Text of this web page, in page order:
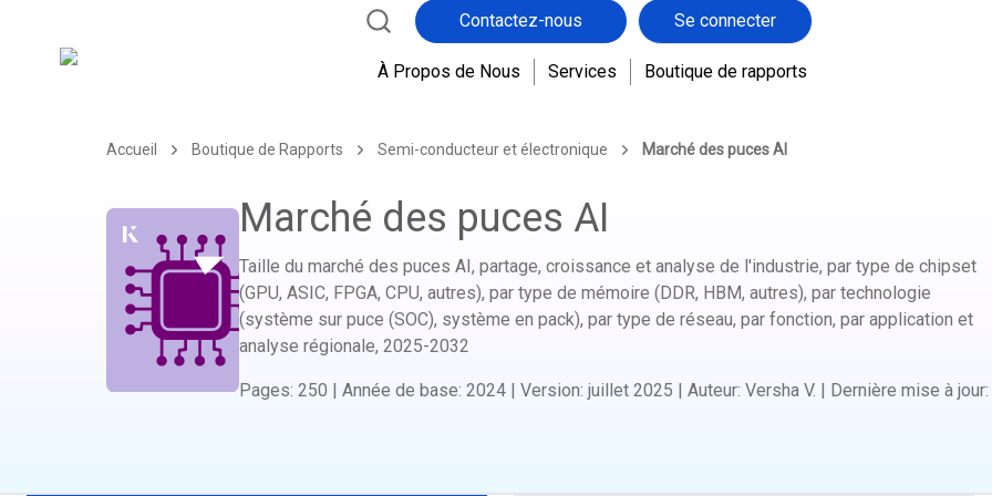
Contactez-nous Se connecter
À Propos de Nous Services Boutique de rapports
Accueil Boutique de Rapports Semi-conducteur et électronique Marché des puces AI
Marché des puces AI
Taille du marché des puces AI, partage, croissance et analyse de l'industrie, par type de chipset
(GPU, ASIC, FPGA, CPU, autres), par type de mémoire (DDR, HBM, autres), par technologie
(système sur puce (SOC), système en pack), par type de réseau, par fonction, par application et
analyse régionale, 2025-2032
Pages: 250 | Année de base: 2024 | Version: juillet 2025 | Auteur: Versha V. | Dernière mise à jour: